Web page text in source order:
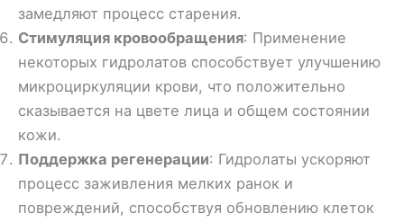
замедляют процесс старения.
Стимуляция кровообращения: Применение
некоторых гидролатов способствует улучшению
микроциркуляции крови, что положительно
сказывается на цвете лица и общем состоянии
кожи.
Поддержка регенерации: Гидролаты ускоряют
процесс заживления мелких ранок и
повреждений, способствуя обновлению клеток